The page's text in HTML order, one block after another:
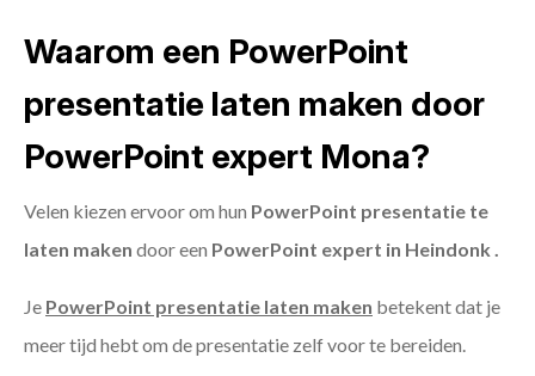
Waarom een PowerPoint
presentatie laten maken door
PowerPoint expert Mona?
Velen kiezen ervoor om hun PowerPoint presentatie te
laten maken door een PowerPoint expert in Heindonk .
Je PowerPoint presentatie laten maken betekent dat je
meer tijd hebt om de presentatie zelf voor te bereiden.